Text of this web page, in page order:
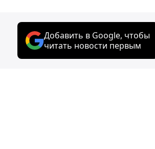
Добавить в Google, чтобы
читать новости первым